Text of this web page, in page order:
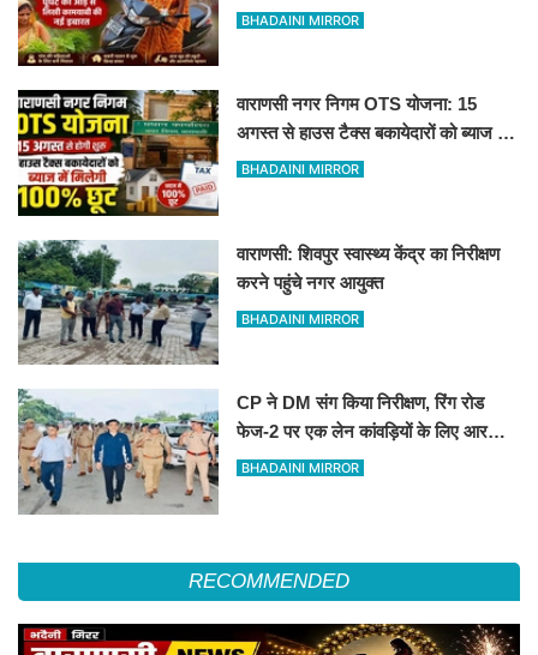
कामयाबी की नई इबारत"
BHADAINI MIRROR
वाराणसी नगर निगम OTS योजना: 15
अगस्त से हाउस टैक्स बकायेदारों को ब्याज में
मिलेगी 100% छूट
BHADAINI MIRROR
वाराणसी: शिवपुर स्वास्थ्य केंद्र का निरीक्षण
करने पहुंचे नगर आयुक्त
BHADAINI MIRROR
CP ने DM संग किया निरीक्षण, रिंग रोड
फेज-2 पर एक लेन कांवड़ियों के लिए आरक्षित
रखने के निर्देश
BHADAINI MIRROR
RECOMMENDED